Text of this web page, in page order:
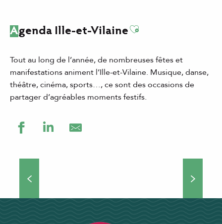
Agenda Ille-et-VilaineAjouter aux
Tout au long de l’année, de nombreuses fêtes et
manifestations animent l’Ille-et-Vilaine. Musique, danse,
théâtre, cinéma, sports…, ce sont des occasions de
partager d’agréables moments festifs.
Théâtre de rue, concerts, manifestations culturelles et
sportives… Si vous choisissez de venir séjourner en Ille-
DÉCOUVRIR